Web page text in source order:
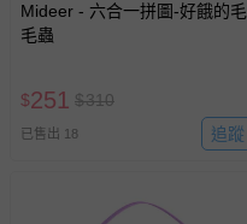
Mideer - 六合一拼圖-好餓的毛
毛蟲
$251 $310
已售出 18 追蹤